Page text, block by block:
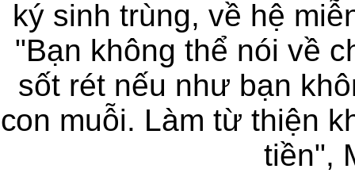
ký sinh trùng, về hệ
"Bạn không thể nói về
sốt rét nếu như bạn
con muỗi. Làm từ thiện
tiền",